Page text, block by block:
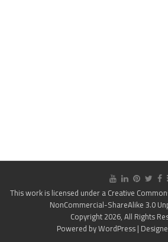
Creative
NonCommercial-ShareAlike 3.0
Powered byWordPress|